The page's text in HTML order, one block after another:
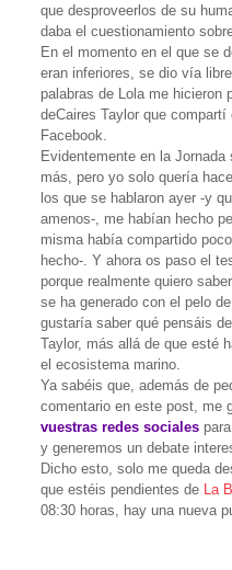
que desproveerlos de su
daba el cuestionamiento
En el momento en el que se
eran inferiores, se dio vía
palabras de Lola me hicieron
deCaires Taylor que
Facebook.
Evidentemente en la
más, pero yo solo quería
los que se hablaron ayer -y
amenos-, me habían hecho
misma había compartido
hecho-. Y ahora os paso el
porque realmente quiero
se ha generado con el pelo
gustaría saber qué pensáis
Taylor, más allá de que esté
el ecosistema marino.
Ya sabéis que, además de
comentario en este post, me
vuestras redes socialespara
y generemos un debate
Dicho esto, solo me queda
que estéis pendientes de La
08:30 horas, hay una nueva